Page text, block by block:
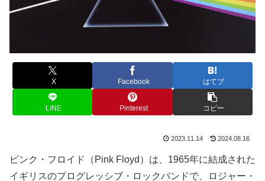
X Facebook はてブ
LINE Pinterest コピー
2023.11.14 2024.08.16
ピンク・フロイド（Pink Floyd）は、1965年に結成された
イギリスのプログレッシブ・ロックバンドで、ロジャー・